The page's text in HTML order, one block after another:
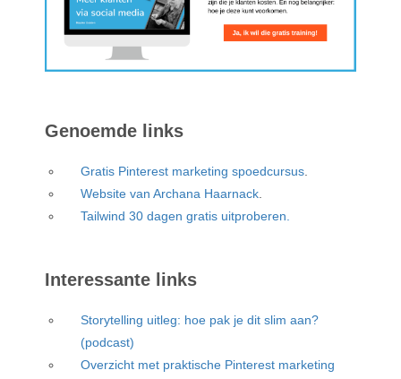
Genoemde links
Gratis Pinterest marketing spoedcursus
Website van Archana Haarnack
Tailwind 30 dagen gratis uitproberen.
Interessante links
Storytelling uitleg: hoe pak je dit slim aan?
(podcast)
Overzicht met praktische Pinterest marketing